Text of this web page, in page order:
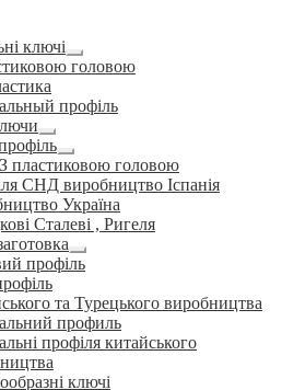
ключі
Розгорнуте
вкладене
головою
профіль
Розгорнуте
вкладене
меню
Розгорнуте
вкладене
меню
З пластиковою головою
СНД виробництво Іспанія
Україна
Сталеві , Ригеля
Розгорнуте
вкладене
профіль
та Турецького виробництва
профиль
профіля китайського
ключі